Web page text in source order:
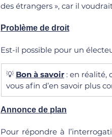
des étrangers », car il
Problème de droit
Est-il possible pour un
💡 Bon à savoir : en réalité,
vous afin d’en savoir plus
Annonce de plan
Pour répondre à